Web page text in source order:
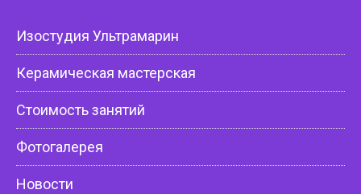
Изостудия Ультрамарин
Керамическая мастерская
Стоимость занятий
Фотогалерея
Новости